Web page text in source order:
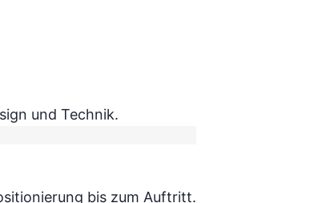
und Technik.
bis zum Auftritt.